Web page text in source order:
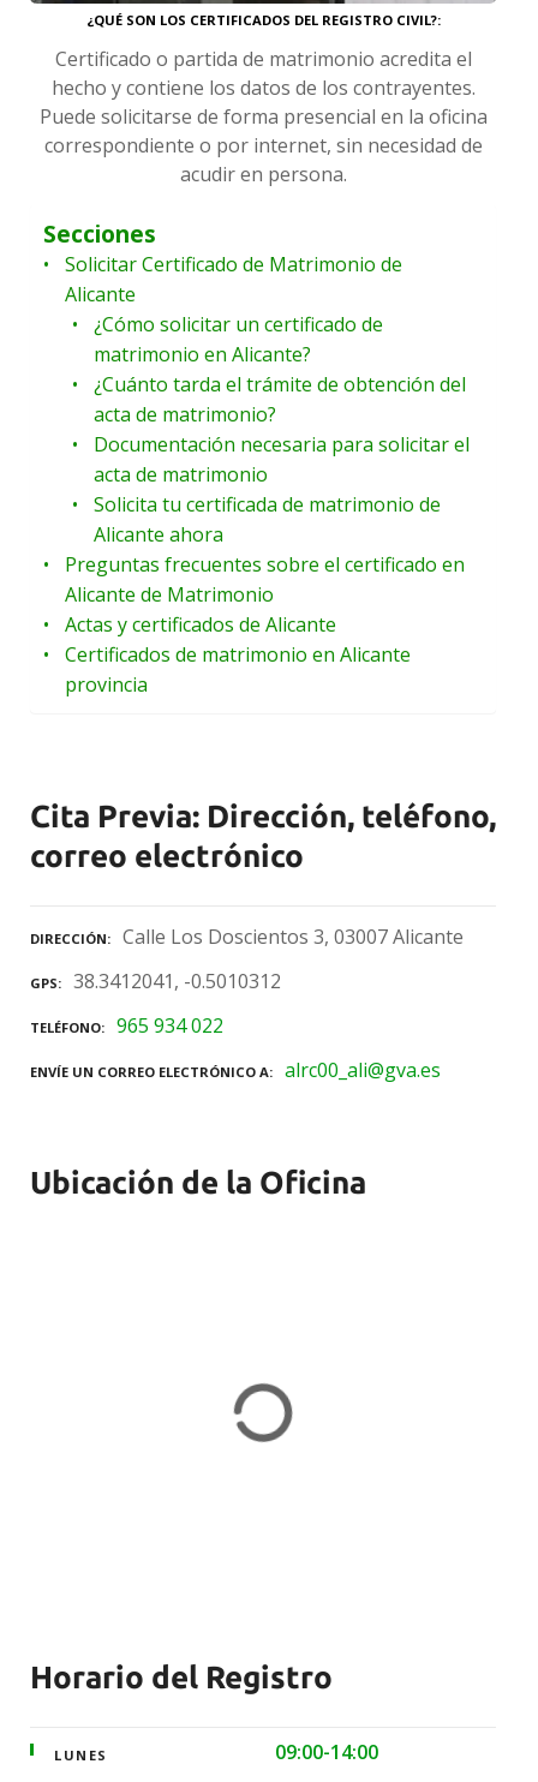
¿QUÉ SON LOS CERTIFICADOS DEL REGISTRO CIVIL?
Certificado o partida de matrimonio acredita el
hecho y contiene los datos de los contrayentes.
Puede solicitarse de forma presencial en la oficina
correspondiente o por internet, sin necesidad de
acudir en persona.
Secciones
Solicitar Certificado de Matrimonio de
Alicante
¿Cómo solicitar un certificado de
matrimonio en Alicante?
¿Cuánto tarda el trámite de obtención del
acta de matrimonio?
Documentación necesaria para solicitar el
acta de matrimonio
Solicita tu certificada de matrimonio de
Alicante ahora
Preguntas frecuentes sobre el certificado en
Alicante de Matrimonio
Actas y certificados de Alicante
Certificados de matrimonio en Alicante
provincia
Cita Previa: Dirección, teléfono,
correo electrónico
DIRECCIÓN Calle Los Doscientos 3, 03007 Alicante
GPS 38.3412041, -0.5010312
TELÉFONO 965 934 022
ENVÍE UN CORREO ELECTRÓNICO A alrc00_ali@gva.es
Ubicación de la Oficina
Horario del Registro
LUNES 09:00-14:00